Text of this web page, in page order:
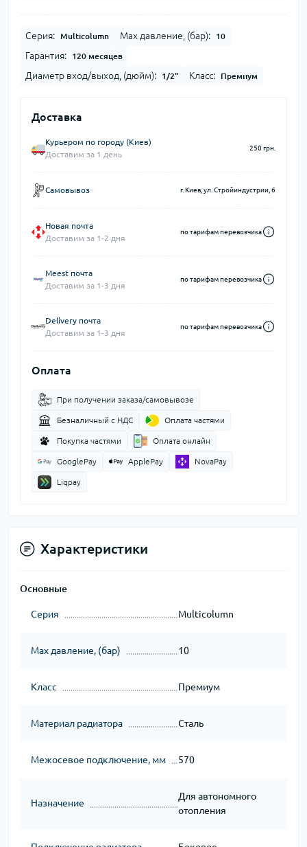
Серия: Multicolumn Max давление, (бар): 10
Гарантия: 120 месяцев
Диаметр вход/выход, (дюйм): 1/2" Класс: Премиум
Доставка
Курьером по городу (Киев)
Доставим за 1 день
250 грн.
Самовывоз г. Киев, ул. Стройиндустрии, 6
Новая почта
Доставим за 1-2 дня
по тарифам перевозчика
Meest почта
Доставим за 1-3 дня
по тарифам перевозчика
Delivery почта
Доставим за 1-3 дня
по тарифам перевозчика
Оплата
При получении заказа/самовывозе
Безналичный с НДС Оплата частями
Покупка частями Оплата онлайн
GooglePay ApplePay NovaPay
Liqpay
Характеристики
Основные
Серия Multicolumn
Max давление, (бар) 10
Класс Премиум
Материал радиатора Сталь
Межосевое подключение, мм 570
Назначение
Для автономного
отопления